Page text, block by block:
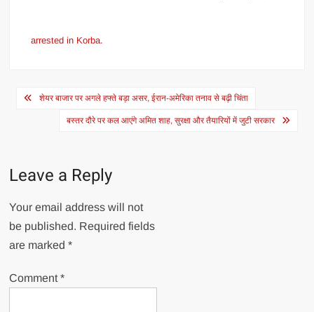
arrested in Korba.
Post
navigation
शेयर बाजार पर अगले हफ्ते बड़ा असर, ईरान-अमेरिका तनाव से बढ़ी चिंता
बस्तर दौरे पर कल आएंगे अमित शाह, सुरक्षा और तैयारियों में जुटी सरकार
Leave a Reply
Your email address will not
be published. Required fields
are marked*
Comment*